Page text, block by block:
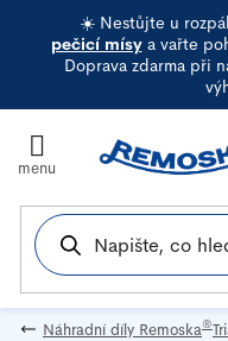
☀️ Nestůjte u
pečicí mísya vařte
Doprava zdarma při
Náhradní díly Remoska®